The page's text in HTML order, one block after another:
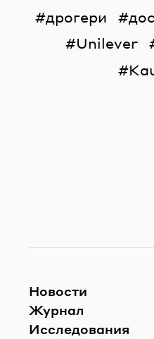
дрогери
Unilever
Новости
Журнал
Исследования